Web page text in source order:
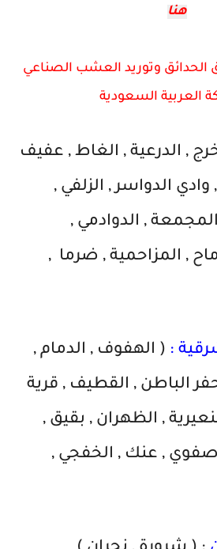
هنا
الحدائق وتوريد العشب الصناعي
العربية السعودية
, الدرعية , الغاط , عفيف
الدواسر , الزلفي ,
, الدوادمي ,
, المزاحمية , ضرما ,
: ( الهفوف , الدمام ,
الباطن , القطيف , قرية
, الظهران , بقيق ,
, عنك , الخفجي ,